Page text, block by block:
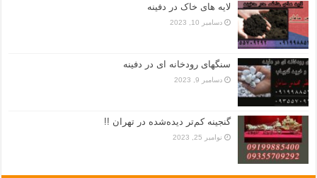
لایه های خاک در دفینه
دسامبر 10, 2023
سنگهای رودخانه ای در دفینه
دسامبر 9, 2023
گنجینه کم‌تر دیده‌شده در تهران !!
نوامبر 25, 2023